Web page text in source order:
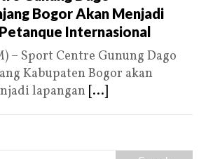
Bogor Akan Menjadi
Internasional
– Sport Centre Gunung Dago
Kabupaten Bogor akan
lapangan [...]